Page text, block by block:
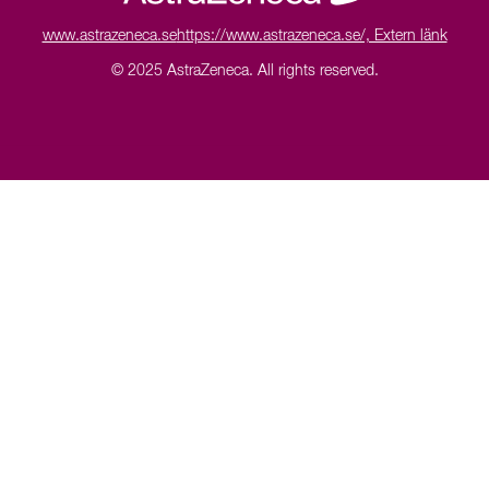
www.astrazeneca.sehttps://www.astrazeneca.se/, Extern länk
© 2025 AstraZeneca. All rights reserved.